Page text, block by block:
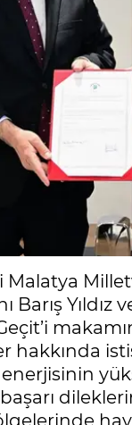
Malatya
Barış
hakkında
enerjisinin